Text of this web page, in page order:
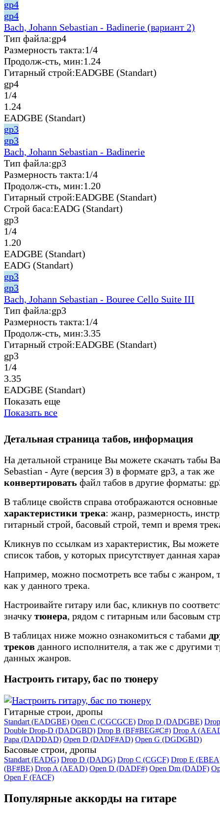
gp4
gp4
Bach, Johann Sebastian - Badinerie (вариант 2)
Тип файла:gp4
Размерность такта:1/4
Продолж-сть, мин:1.24
Гитарный строй:EADGBE (Standart)
gp4
1/4
1.24
EADGBE (Standart)
gp3
gp3
Bach, Johann Sebastian - Badinerie
Тип файла:gp3
Размерность такта:1/4
Продолж-сть, мин:1.20
Гитарный строй:EADGBE (Standart)
Строй баса:EADG (Standart)
gp3
1/4
1.20
EADGBE (Standart)
EADG (Standart)
gp3
gp3
Bach, Johann Sebastian - Bouree Cello Suite III
Тип файла:gp3
Размерность такта:1/4
Продолж-сть, мин:3.35
Гитарный строй:EADGBE (Standart)
gp3
1/4
3.35
EADGBE (Standart)
Показать еще
Показать все
Детальная страница табов, информация
На детальной странице Вы можете скачать табы
Sebastian - Ayre (версия 3) в формате gp3, а так же
конвертировать файл табов в другие форматы:
В таблице свойств справа отображаются основные
характеристики трека: жанр, размерность,
гитарный строй, басовый строй, темп и время
Кликнув по ссылкам из характеристик, Вы
список табов, у которых присутствует данная
Например, можно посмотреть все табы с жанром,
как у данного трека.
Настроивайте гитару или бас, кликнув по
значку тюнера, рядом с гитарным или басовым
В таблицах ниже можно ознакомиться с табами
треков данного исполнителя, а так же с другими
данных жанров.
Настроить гитару, бас по тюнеру
Гитарные строи, дропы
Standart (EADGBE) Open C (CGCGCE) Drop D (DADGBE)
Double Drop-D (DADGBD) Drop B (BF#BEG#C#) Drop A
Papa (DADDAD) Open D (DADF#AD) Open G (DGDGBD)
Басовые строи, дропы
Standart (EADG) Drop D (DADG) Drop C (CGCF) Drop E
(BF#BE) Drop A (AEAD) Open D (DADF#) Open Dm (DADF)
Open F (FACF)
Популярные аккорды на гитаре